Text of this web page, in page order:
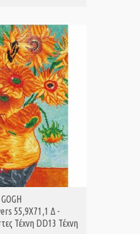
55,9X71,1 Δ -
Τέχνη DD13 Τέχνη